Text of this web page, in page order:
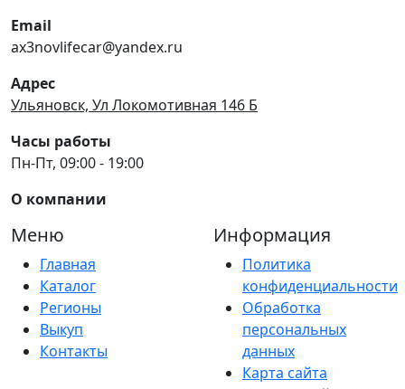
Email
ax3novlifecar@yandex.ru
Адрес
Ульяновск, Ул Локомотивная 146 Б
Часы работы
Пн-Пт, 09:00 - 19:00
О компании
Меню
Главная
Каталог
Регионы
Выкуп
Контакты
Информация
Политика
конфиденциальности
Обработка
персональных
данных
Карта сайта